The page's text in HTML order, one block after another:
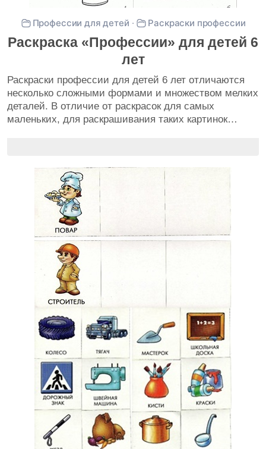
Профессии для детей · Раскраски профессии
Раскраска «Профессии» для детей 6
лет
Раскраски профессии для детей 6 лет отличаются
несколько сложными формами и множеством мелких
деталей. В отличие от раскрасок для самых
маленьких, для раскрашивания таких картинок…